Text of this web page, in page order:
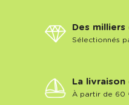
Des milliers
Sélectionnés
La
À partir de 60